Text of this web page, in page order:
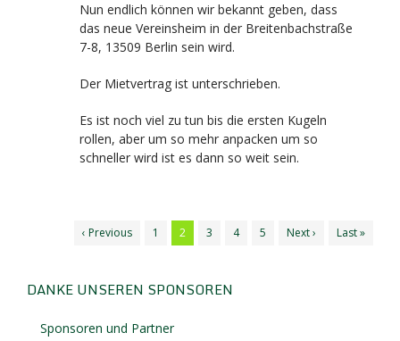
Nun endlich können wir bekannt geben, dass
das neue Vereinsheim in der Breitenbachstraße
7-8, 13509 Berlin sein wird.
Der Mietvertrag ist unterschrieben.
Es ist noch viel zu tun bis die ersten Kugeln
rollen, aber um so mehr anpacken um so
schneller wird ist es dann so weit sein.
‹ Previous 1 2 3 4 5 Next › Last »
DANKE UNSEREN SPONSOREN
Sponsoren und Partner